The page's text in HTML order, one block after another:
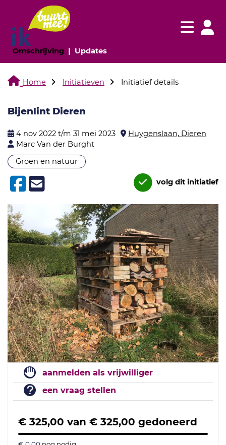
Omschrijving(huidige pagina)
Updates(huidige pagina)
Navigatie
Home Initiatieven Initiatief details
Bijenlint Dieren
4 nov 2022 t/m 31 mei 2023
Huygenslaan, Dieren
Marc Van der Burght
Groen en natuur
volg dit initiatief
aanmelden als vrijwilliger
een vraag stellen
€ 325,00 van € 325,00 gedoneerd